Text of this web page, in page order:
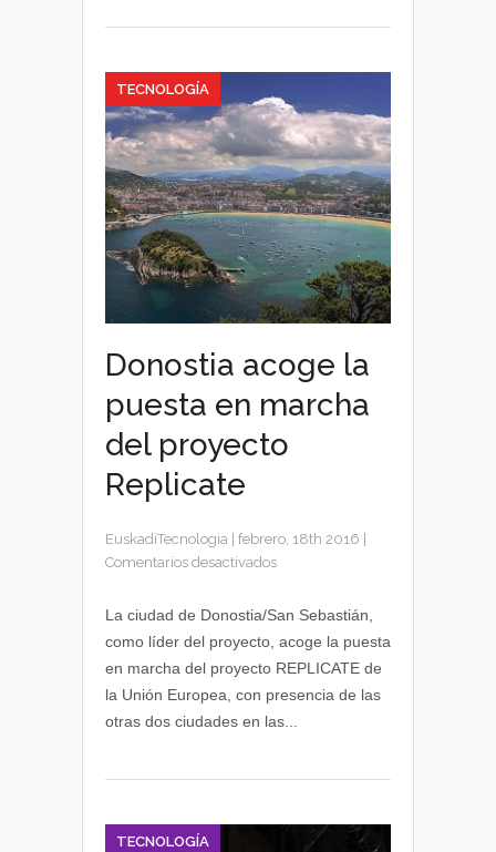
TECNOLOGÍA
Donostia acoge la
puesta en marcha
del proyecto
Replicate
EuskadiTecnologia febrero, 18th 2016
Comentarios desactivadosen
acoge
puesta
en
marcha
del
La ciudad de Donostia/San Sebastián,
como líder del proyecto, acoge la puesta
en marcha del proyecto REPLICATE de
la Unión Europea, con presencia de las
otras dos ciudades en las...
TECNOLOGÍA